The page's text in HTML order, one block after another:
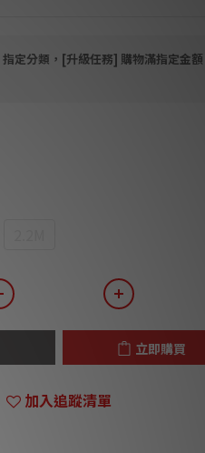
指定分類，[升級任務] 購物滿指定金額
立即購買
加入追蹤清單